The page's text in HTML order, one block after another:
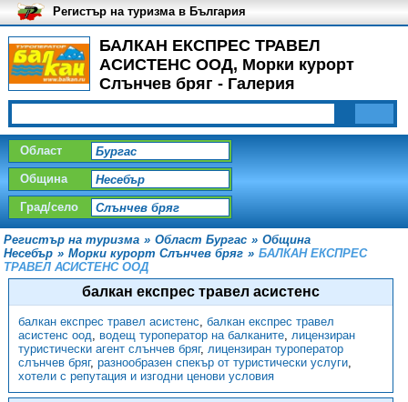
БАЛКАН ЕКСПРЕС ТРАВЕЛ
АСИСТЕНС ООД, Морки курорт
Слънчев бряг - Галерия
Регистър на туризма в България
Област
Община
Град/село
Регистър на туризма » Област Бургас » Община
Несебър » Морки курорт Слънчев бряг » БАЛКАН ЕКСПРЕС
ТРАВЕЛ АСИСТЕНС ООД
балкан експрес травел асистенс
балкан експрес травел асистенс, балкан експрес травел
асистенс оод, водещ туроператор на балканите, лицензиран
туристически агент слънчев бряг, лицензиран туроператор
слънчев бряг, разнообразен спекър от туристически услуги,
хотели с репутация и изгодни ценови условия